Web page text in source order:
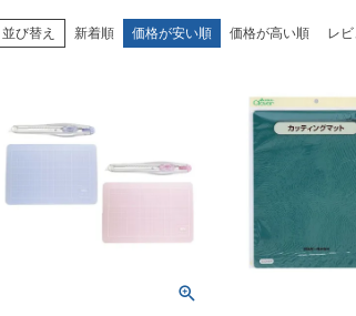
並び替え 新着順 価格が安い順 価格が高い順 レ